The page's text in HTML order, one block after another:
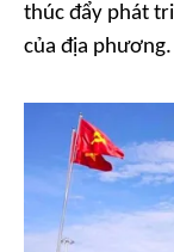
thúc đẩy phát
của địa phương.